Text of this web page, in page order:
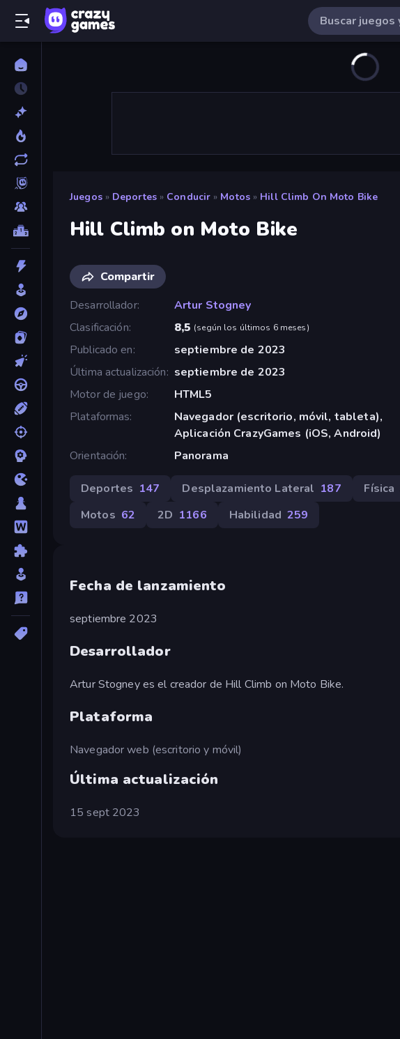
Juegos » Deportes » Conducir » Motos » Hill Climb On Moto Bike
Hill Climb on Moto Bike
Compartir
Desarrollador
Artur Stogney
Clasificación
8,5 (según los últimos 6 meses)
Publicado en
septiembre de 2023
Última actualización
septiembre de 2023
Motor de juego
HTML5
Plataformas
Navegador (escritorio, móvil, tableta),
Aplicación CrazyGames (iOS, Android)
Orientación
Panorama
Deportes 147 Desplazamiento Lateral 187 Física
Motos 62 2D 1166 Habilidad 259
Fecha de lanzamiento
septiembre 2023
Desarrollador
Artur Stogney es el creador de Hill Climb on Moto Bike.
Plataforma
Navegador web (escritorio y móvil)
Última actualización
15 sept 2023